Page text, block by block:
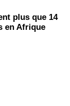
plus que 14
en Afrique